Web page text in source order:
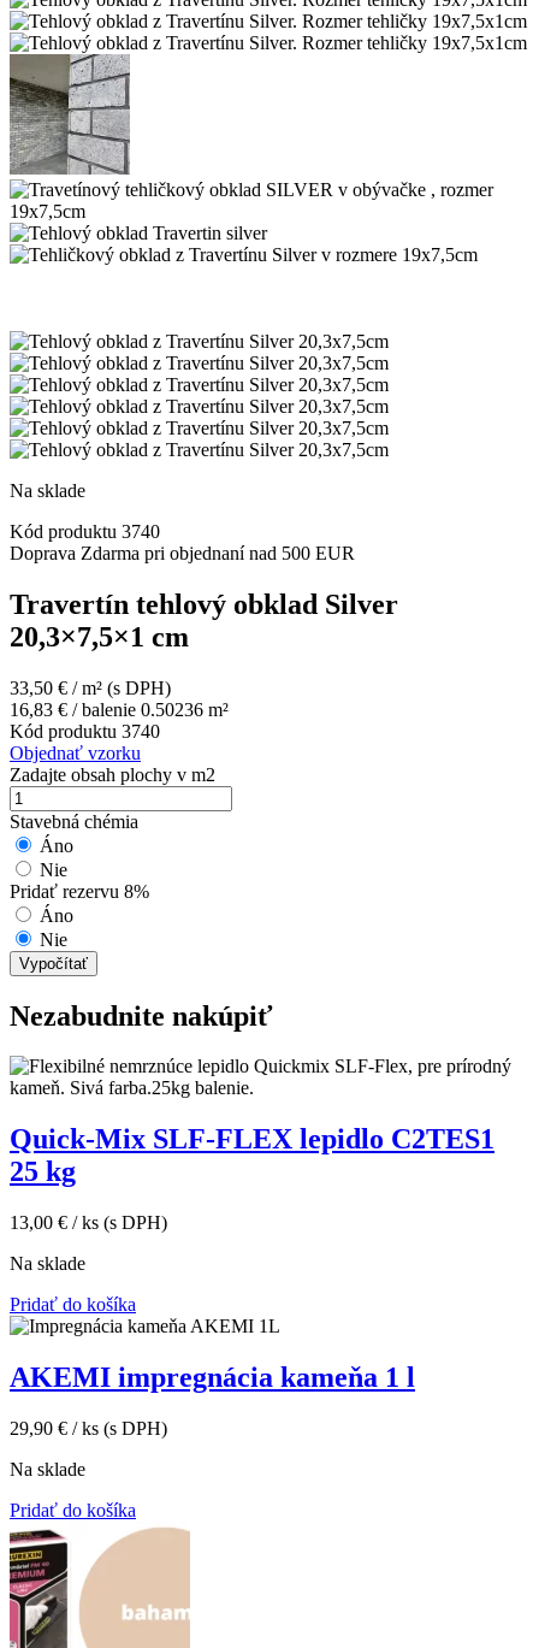
Na sklade
Kód produktu 3740
Doprava Zdarma pri objednaní nad 500 EUR
Travertín tehlový obklad Silver
20,3×7,5×1 cm
33,50 € / m² (s DPH)
16,83 € / balenie 0.50236 m²
Kód produktu 3740
Objednať vzorku
Zadajte obsah plochy v m2
Stavebná chémia
Áno
Nie
Pridať rezervu 8%
Áno
Nie
Vypočítať
Nezabudnite nakúpiť
Quick-Mix SLF-FLEX lepidlo C2TES1
25 kg
13,00 € / ks (s DPH)
Na sklade
Pridať do košíka
AKEMI impregnácia kameňa 1 l
29,90 € / ks (s DPH)
Na sklade
Pridať do košíka